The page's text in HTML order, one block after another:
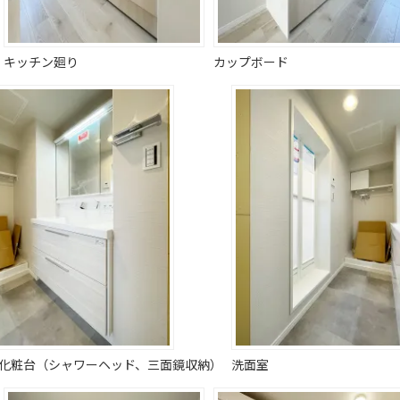
キッチン廻り カップボード
粧台（シャワーヘッド、三面鏡収納） 洗面室